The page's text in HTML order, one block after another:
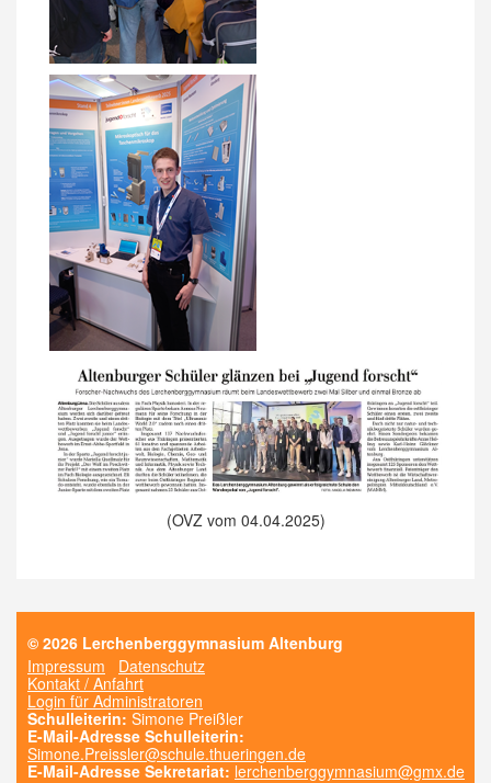
(OVZ vom 04.04.2025)
© 2026 Lerchenberggymnasium Altenburg
Impressum
Datenschutz
Kontakt / Anfahrt
Login für Administratoren
Schulleiterin: Simone Preißler
E-Mail-Adresse Schulleiterin:
Simone.Preissler@schule.thueringen.de
E-Mail-Adresse Sekretariat: lerchenberggymnasium@gmx.de